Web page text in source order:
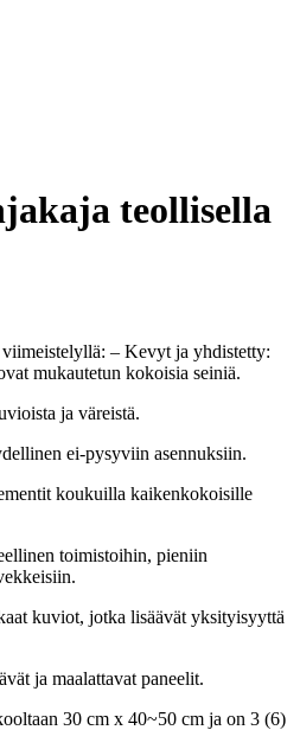
teollisella
– Kevyt ja yhdistetty:
mukautetun kokoisia seiniä.
ja väreistä.
ei-pysyviin asennuksiin.
koukuilla kaikenkokoisille
toimistoihin, pieniin
kuviot, jotka lisäävät yksityisyyttä
ja maalattavat paneelit.
30 cm x 40~50 cm ja on 3 (6)